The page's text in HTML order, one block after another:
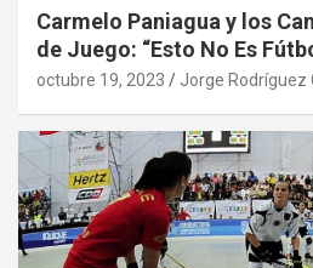
Carmelo Paniagua y los
de Juego: “Esto No Es
octubre 19, 2023 Jorge Rodríguez